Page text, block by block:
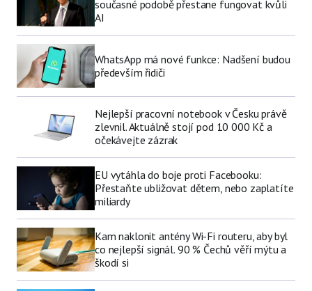
současné podobě přestane fungovat kvůli
AI
WhatsApp má nové funkce: Nadšení budou
především řidiči
Nejlepší pracovní notebook v Česku právě
zlevnil. Aktuálně stojí pod 10 000 Kč a
očekávejte zázrak
EU vytáhla do boje proti Facebooku:
Přestaňte ubližovat dětem, nebo zaplatíte
miliardy
Kam naklonit antény Wi-Fi routeru, aby byl
co nejlepší signál. 90 % Čechů věří mýtu a
škodí si